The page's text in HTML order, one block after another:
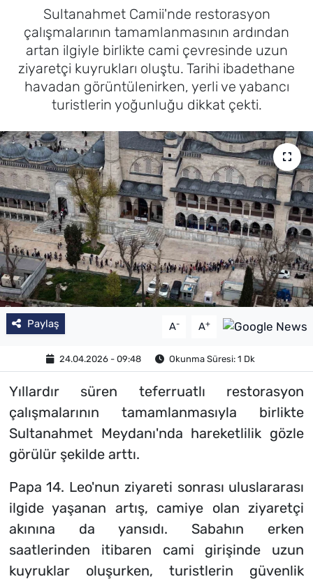
Sultanahmet Camii'nde restorasyon
çalışmalarının tamamlanmasının ardından
artan ilgiyle birlikte cami çevresinde uzun
ziyaretçi kuyrukları oluştu. Tarihi ibadethane
havadan görüntülenirken, yerli ve yabancı
turistlerin yoğunluğu dikkat çekti.
Paylaş A- A+
24.04.2026 - 09:48 Okunma Süresi: 1 Dk
Yıllardır süren teferruatlı restorasyon
çalışmalarının tamamlanmasıyla birlikte
Sultanahmet Meydanı'nda hareketlilik gözle
görülür şekilde arttı.
Papa 14. Leo'nun ziyareti sonrası uluslararası
ilgide yaşanan artış, camiye olan ziyaretçi
akınına da yansıdı. Sabahın erken
saatlerinden itibaren cami girişinde uzun
kuyruklar oluşurken, turistlerin güvenlik